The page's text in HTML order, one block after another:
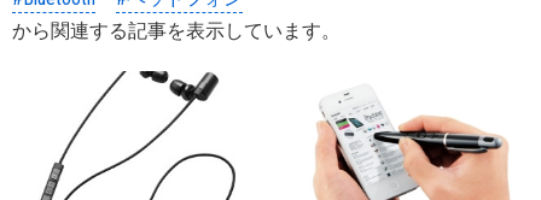
から関連する記事を表示しています。